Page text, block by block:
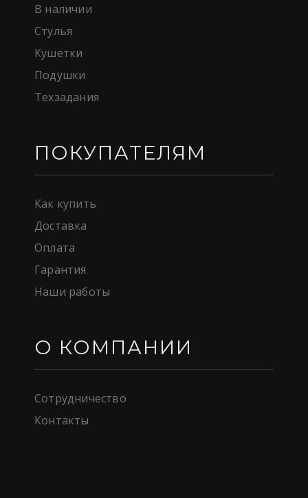
В наличии
Стулья
Кушетки
Подушки
Техзадания
ПОКУПАТЕЛЯМ
Как купить
Доставка
Оплата
Гарантия
Наши работы
О КОМПАНИИ
Сотрудничество
Контакты